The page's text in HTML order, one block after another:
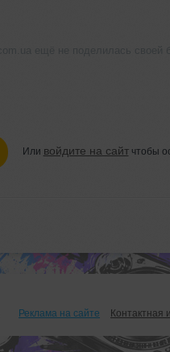
Или войдите на сайтчтобы
Реклама на сайте Контактная